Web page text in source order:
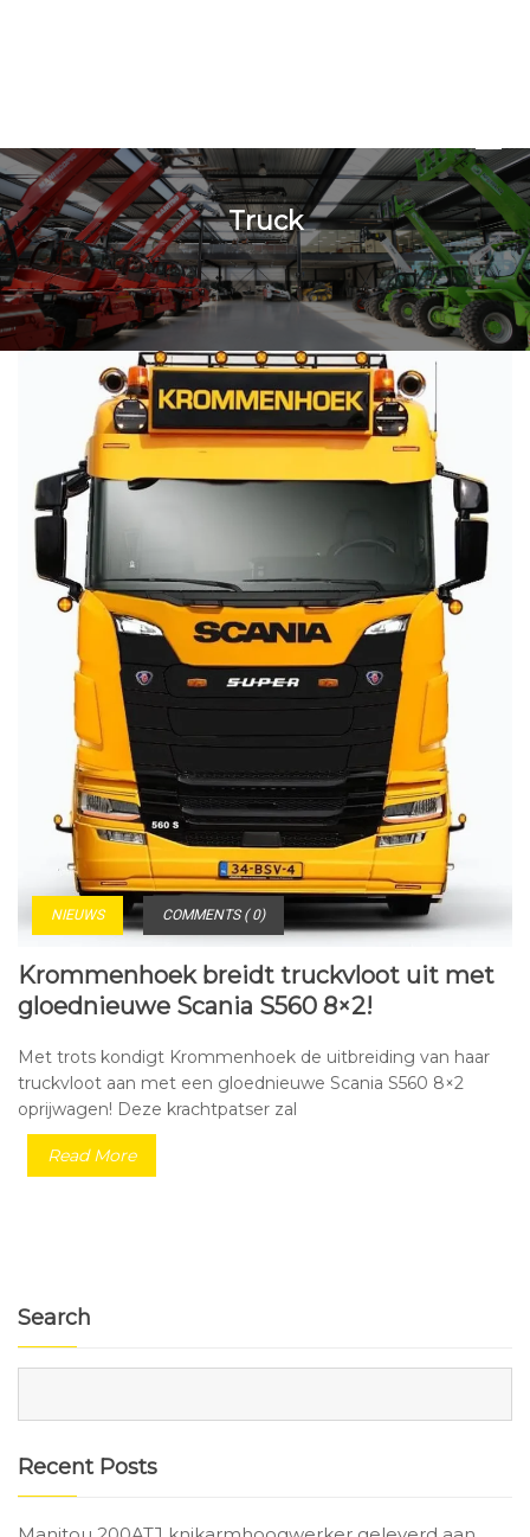
Truck
NIEUWS COMMENTS ( 0)
Krommenhoek breidt truckvloot uit met
gloednieuwe Scania S560 8×2!
Met trots kondigt Krommenhoek de uitbreiding van haar
truckvloot aan met een gloednieuwe Scania S560 8×2
oprijwagen! Deze krachtpatser zal
Read More
Search
Recent Posts